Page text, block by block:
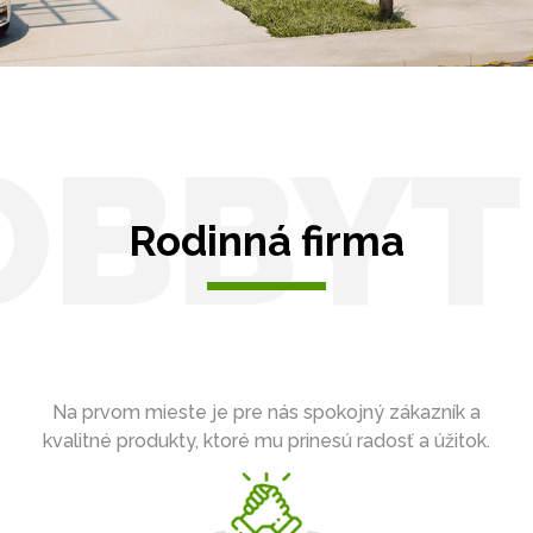
Rodinná firma
Na prvom mieste je pre nás spokojný zákazník a
kvalitné produkty, ktoré mu prinesú radosť a úžitok.